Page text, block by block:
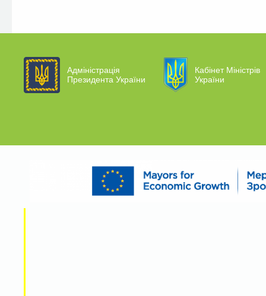
Адміністрація
Президента України
Кабінет Міністрів
України